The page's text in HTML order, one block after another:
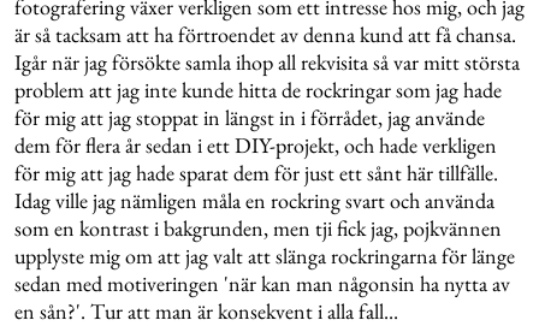
fotografering växer verkligen som ett intresse hos mig, och jag
är så tacksam att ha förtroendet av denna kund att få chansa.
Igår när jag försökte samla ihop all rekvisita så var mitt största
problem att jag inte kunde hitta de rockringar som jag hade
för mig att jag stoppat in längst in i förrådet, jag använde
dem för flera år sedan i ett DIY-projekt, och hade verkligen
för mig att jag hade sparat dem för just ett sånt här tillfälle.
Idag ville jag nämligen måla en rockring svart och använda
som en kontrast i bakgrunden, men tji fick jag, pojkvännen
upplyste mig om att jag valt att slänga rockringarna för länge
sedan med motiveringen 'när kan man någonsin ha nytta av
en sån?'. Tur att man är konsekvent i alla fall...